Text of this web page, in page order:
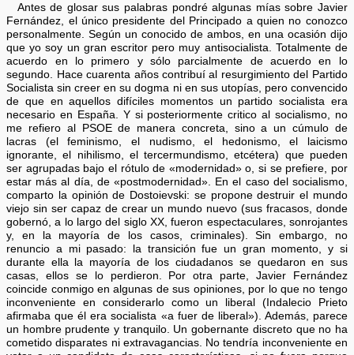
Antes de glosar sus palabras pondré algunas mías sobre Javier
Fernández, el único presidente del Principado a quien no conozco
personalmente. Según un conocido de ambos, en una ocasión dijo
que yo soy un gran escritor pero muy antisocialista. Totalmente de
acuerdo en lo primero y sólo parcialmente de acuerdo en lo
segundo. Hace cuarenta años contribuí al resurgimiento del Partido
Socialista sin creer en su dogma ni en sus utopías, pero convencido
de que en aquellos difíciles momentos un partido socialista era
necesario en España. Y si posteriormente critico al socialismo, no
me refiero al PSOE de manera concreta, sino a un cúmulo de
lacras (el feminismo, el nudismo, el hedonismo, el laicismo
ignorante, el nihilismo, el tercermundismo, etcétera) que pueden
ser agrupadas bajo el rótulo de «modernidad» o, si se prefiere, por
estar más al día, de «postmodernidad». En el caso del socialismo,
comparto la opinión de Dostoievski: se propone destruir el mundo
viejo sin ser capaz de crear un mundo nuevo (sus fracasos, donde
gobernó, a lo largo del siglo XX, fueron espectaculares, sonrojantes
y, en la mayoría de los casos, criminales). Sin embargo, no
renuncio a mi pasado: la transición fue un gran momento, y si
durante ella la mayoría de los ciudadanos se quedaron en sus
casas, ellos se lo perdieron. Por otra parte, Javier Fernández
coincide conmigo en algunas de sus opiniones, por lo que no tengo
inconveniente en considerarlo como un liberal (Indalecio Prieto
afirmaba que él era socialista «a fuer de liberal»). Además, parece
un hombre prudente y tranquilo. Un gobernante discreto que no ha
cometido disparates ni extravagancias. No tendría inconveniente en